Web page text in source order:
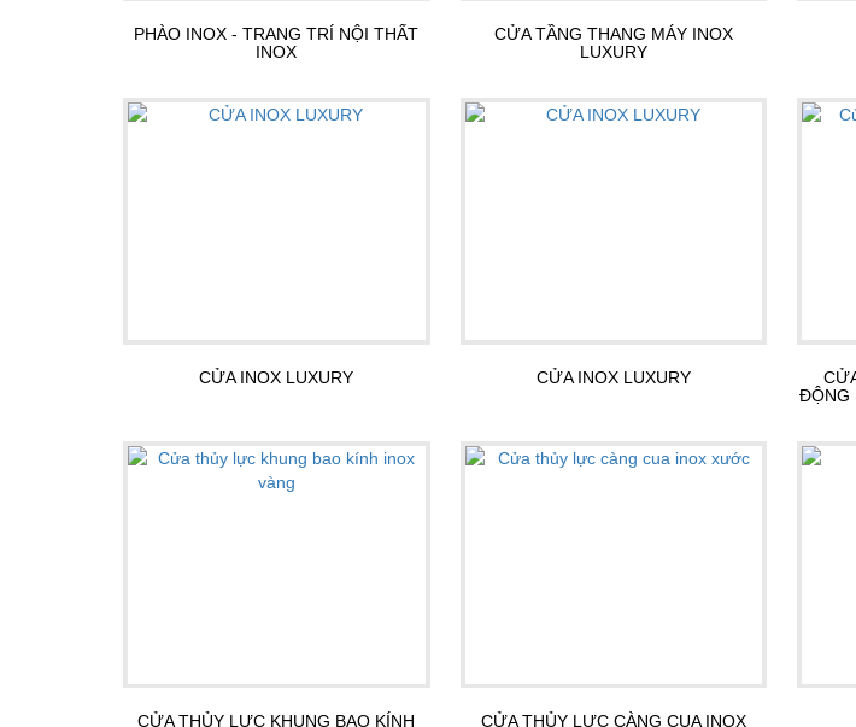
PHÀO INOX - TRANG TRÍ NỘI THẤT
INOX
CỬA TẦNG THANG MÁY INOX
LUXURY
CỬA INOX LUXURY CỬA INOX LUXURY
ĐỘNG
CỬA THỦY LỰC KHUNG BAO KÍNH
CỬA THỦY LỰC CÀNG CUA INOX